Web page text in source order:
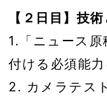
【２日目】技
1.「ニュース原
付ける必須能力
2. カメラテス